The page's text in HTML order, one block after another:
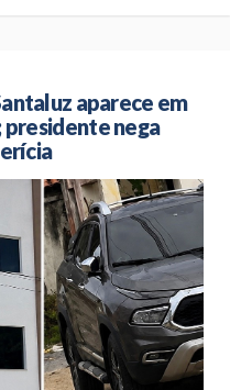
aparece em
presidente nega